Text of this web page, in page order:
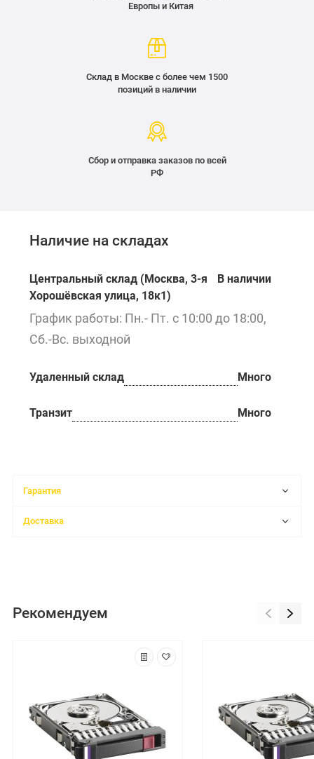
Европы и Китая
Склад в Москве с более чем 1500
позиций в наличии
Сбор и отправка заказов по всей
РФ
Наличие на складах
Центральный склад (Москва, 3-я
Хорошёвская улица, 18к1)
В наличии
График работы: Пн.- Пт. с 10:00 до 18:00,
Сб.-Вс. выходной
Удаленный склад Много
Транзит Много
Гарантия
Доставка
Рекомендуем